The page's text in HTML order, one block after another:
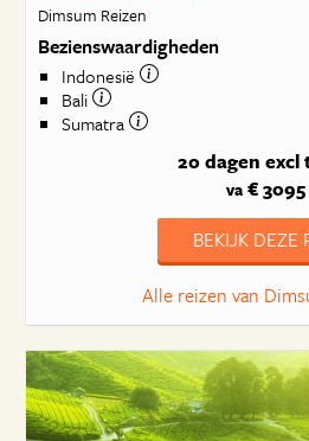
Dimsum Reizen
Bezienswaardigheden
Indonesië
Bali
Sumatra
20 dagen excl
va€ 3095
BEKIJK DEZE
Alle reizen van